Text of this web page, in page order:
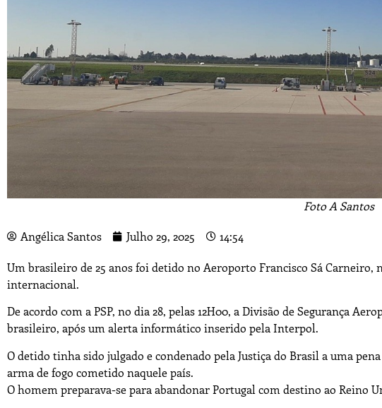
Foto A Santos
Angélica Santos Julho 29, 2025 14:54
Um brasileiro de 25 anos foi detido no Aeroporto Francisco Sá Carneiro,
internacional.
De acordo com a PSP, no dia 28, pelas 12H00, a Divisão de Segurança
brasileiro, após um alerta informático inserido pela Interpol.
O detido tinha sido julgado e condenado pela Justiça do Brasil a uma
arma de fogo cometido naquele país.
O homem preparava-se para abandonar Portugal com destino ao Reino